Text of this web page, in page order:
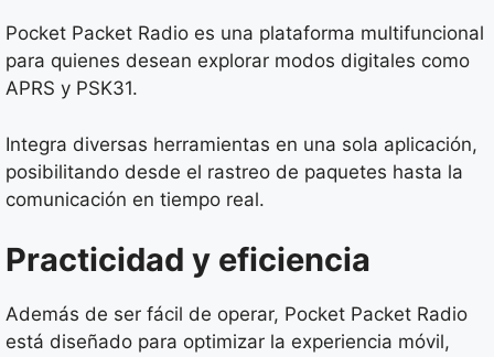
Pocket Packet Radio es una plataforma multifuncional
para quienes desean explorar modos digitales como
APRS y PSK31.
Integra diversas herramientas en una sola aplicación,
posibilitando desde el rastreo de paquetes hasta la
comunicación en tiempo real.
Practicidad y eficiencia
Además de ser fácil de operar, Pocket Packet Radio
está diseñado para optimizar la experiencia móvil,